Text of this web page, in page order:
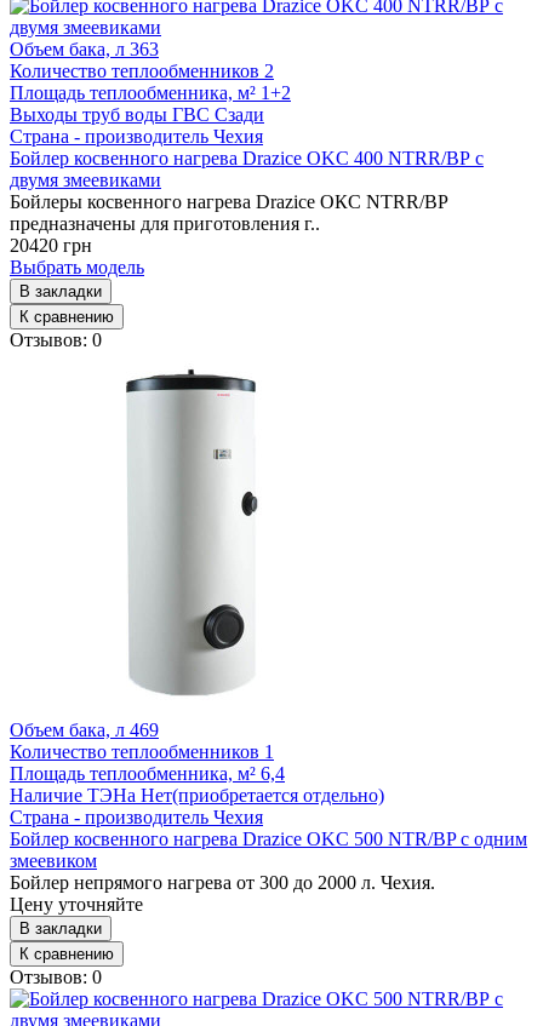
Объем бака, л 363
Количество теплообменников 2
Площадь теплообменника, м² 1+2
Выходы труб воды ГВС Сзади
Страна - производитель Чехия
Бойлер косвенного нагрева Drazice OKC 400 NTRR/ВР с
двумя змеевиками
Бойлеры косвенного нагрева Drazice ОКС NTRR/BP
предназначены для приготовления г..
20420 грн
Выбрать модель
В закладки
К сравнению
Отзывов: 0
Объем бака, л 469
Количество теплообменников 1
Площадь теплообменника, м² 6,4
Наличие ТЭНа Нет(приобретается отдельно)
Страна - производитель Чехия
Бойлер косвенного нагрева Drazice OKC 500 NTR/BP с одним
змеевиком
Бойлер непрямого нагрева от 300 до 2000 л. Чехия.
Цену уточняйте
В закладки
К сравнению
Отзывов: 0